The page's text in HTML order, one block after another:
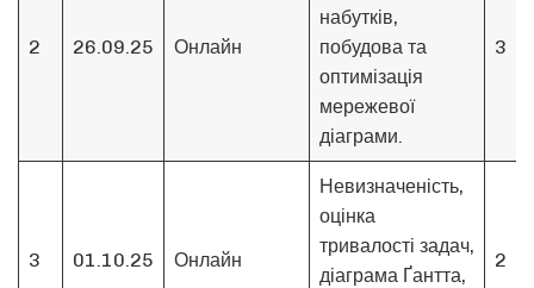
2 26.09.25 Онлайн
набутків,
побудова та
оптимізація
мережевої
діаграми.
3
3 01.10.25 Онлайн
Невизначеність,
оцінка
тривалості задач,
діаграма Ґантта,
2